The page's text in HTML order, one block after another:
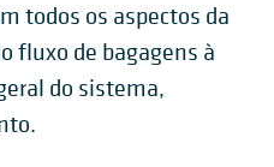
todos os aspectos da
fluxo de bagagens à
do sistema,